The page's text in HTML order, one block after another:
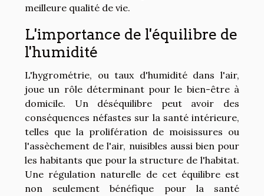
meilleure qualité de vie.
L'importance de l'équilibre de
l'humidité
L'hygrométrie, ou taux d'humidité dans l'air,
joue un rôle déterminant pour le bien-être à
domicile. Un déséquilibre peut avoir des
conséquences néfastes sur la santé intérieure,
telles que la prolifération de moisissures ou
l'assèchement de l'air, nuisibles aussi bien pour
les habitants que pour la structure de l'habitat.
Une régulation naturelle de cet équilibre est
non seulement bénéfique pour la santé